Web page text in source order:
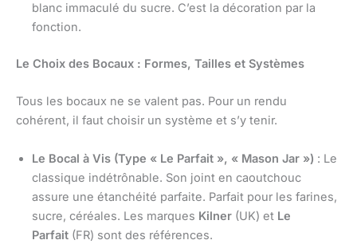
blanc immaculé du sucre. C’est la décoration par la
fonction.
Le Choix des Bocaux : Formes, Tailles et Systèmes
Tous les bocaux ne se valent pas. Pour un rendu
cohérent, il faut choisir un système et s’y tenir.
Le Bocal à Vis (Type « Le Parfait », « Mason Jar ») : Le
classique indétrônable. Son joint en caoutchouc
assure une étanchéité parfaite. Parfait pour les farines,
sucre, céréales. Les marques Kilner (UK) et Le
Parfait (FR) sont des références.